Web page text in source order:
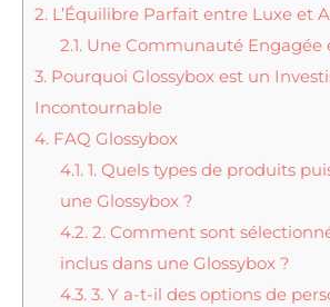
2. L’Équilibre Parfait entre Luxe et
2.1. Une Communauté Engagée
3. Pourquoi Glossybox est un
Incontournable
4. FAQ Glossybox
4.1. 1. Quels types de produits
une Glossybox ?
4.2. 2. Comment sont
inclus dans une Glossybox ?
4.3. 3. Y a-t-il des options de